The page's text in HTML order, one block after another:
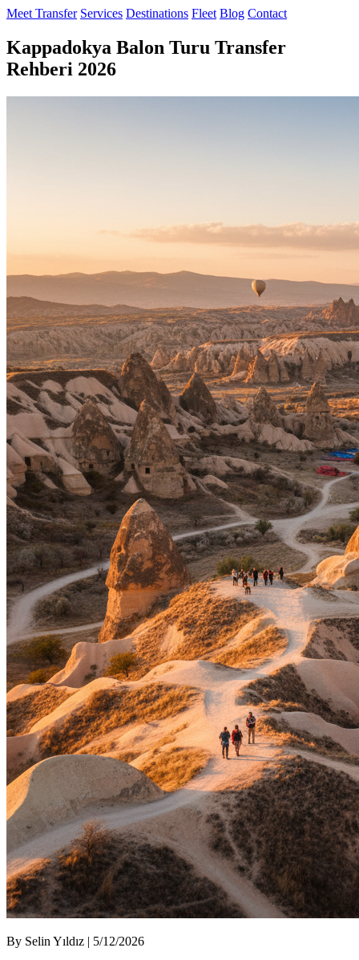
Meet Transfer Services Destinations Fleet Blog Contact
Kappadokya Balon Turu Transfer
Rehberi 2026
By Selin Yıldız | 5/12/2026